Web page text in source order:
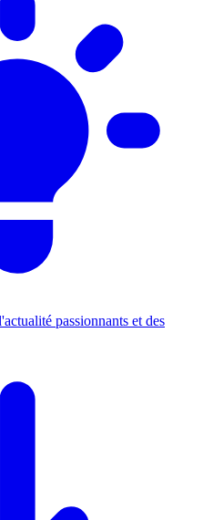
passionnants et des